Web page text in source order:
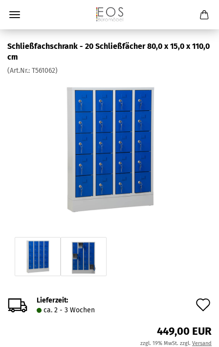
Schließfachschrank - 20 Schließfächer 80,0 x 15,0 x 110,0
cm
(Art.Nr.: T561062)
Lieferzeit:
ca. 2 - 3 Wochen
449,00 EUR
zzgl. 19% MwSt. zzgl. Versand